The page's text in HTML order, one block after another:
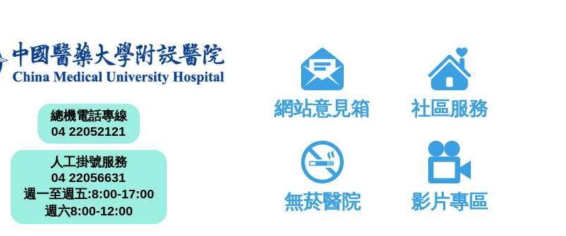
總機電話專線
04 22052121
人工掛號服務
04 22056631
週一至週五:8:00-17:00
週六8:00-12:00
網站意見箱 社區服務
無菸醫院 影片專區